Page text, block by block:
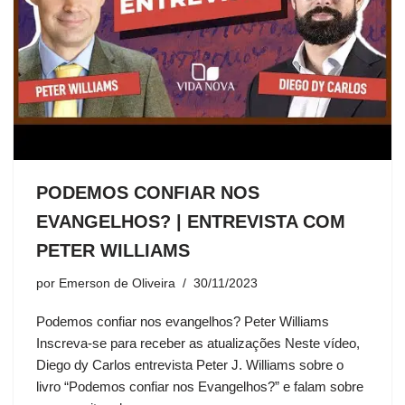
PODEMOS CONFIAR NOS
EVANGELHOS? | ENTREVISTA COM
PETER WILLIAMS
por Emerson de Oliveira 30/11/2023
Podemos confiar nos evangelhos? Peter Williams
Inscreva-se para receber as atualizações Neste vídeo,
Diego dy Carlos entrevista Peter J. Williams sobre o
livro “Podemos confiar nos Evangelhos?” e falam sobre